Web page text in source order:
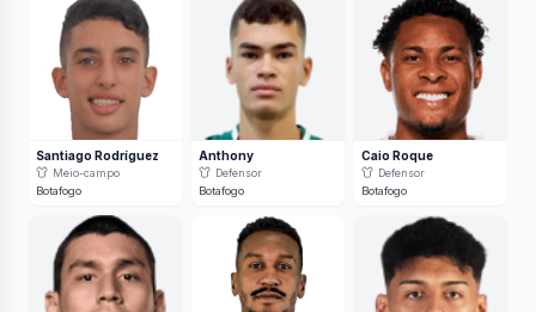
Santiago Rodríguez
Meio-campo
Botafogo
Anthony
Defensor
Botafogo
Caio Roque
Defensor
Botafogo